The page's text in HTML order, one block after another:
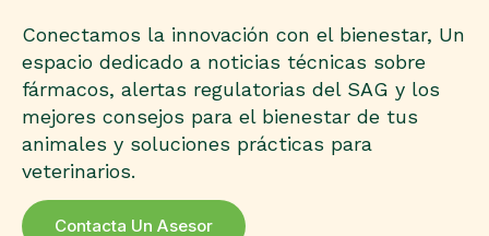
Conectamos la innovación con el bienestar, Un
espacio dedicado a noticias técnicas sobre
fármacos, alertas regulatorias del SAG y los
mejores consejos para el bienestar de tus
animales y soluciones prácticas para
veterinarios.
Contacta Un Asesor